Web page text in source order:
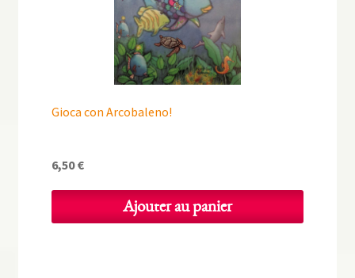
Gioca con Arcobaleno!
6,50€
Ajouter au panier